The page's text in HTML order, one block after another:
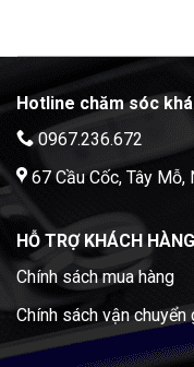
Hotline chăm sóc
0967.236.672
67 Cầu Cốc, Tây
HỖ TRỢ KHÁCH HÀNG
Chính sách mua hàng
Chính sách vận chuyển